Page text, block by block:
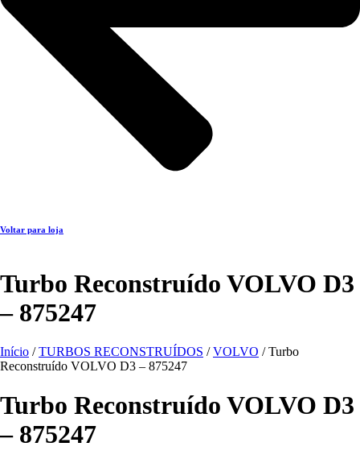
Voltar para loja
Turbo Reconstruído VOLVO D3
– 875247
Início /TURBOS RECONSTRUÍDOS /VOLVO / Turbo
Reconstruído VOLVO D3 – 875247
Turbo Reconstruído VOLVO D3
– 875247